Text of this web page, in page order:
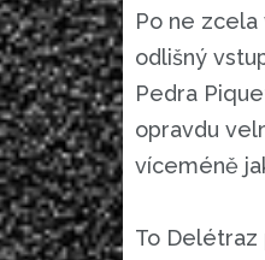
Po ne
odlišný
Pedra
opravdu
víceméně
To Delétraz